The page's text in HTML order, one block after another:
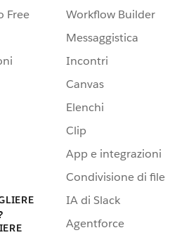
Free
Workflow Builder
Messaggistica
Incontri
Canvas
Elenchi
Clip
App e integrazioni
Condivisione di file
IA di Slack
Agentforce